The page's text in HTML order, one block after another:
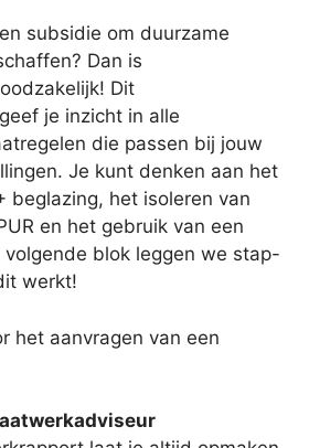
subsidie om duurzame
Dan is
Dit
je inzicht in alle
die passen bij jouw
Je kunt denken aan het
beglazing, het isoleren van
en het gebruik van een
volgende blok leggen we stap-
werkt!
het aanvragen van een